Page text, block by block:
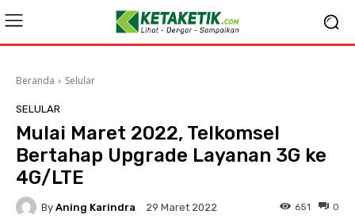
Beranda Selular
SELULAR
Mulai Maret 2022, Telkomsel
Bertahap Upgrade Layanan 3G ke
4G/LTE
By Aning Karindra 29 Maret 2022 0
651